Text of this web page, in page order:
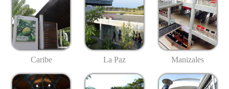
Caribe La Paz Manizales